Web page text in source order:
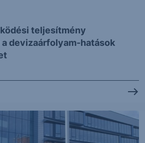
teljesítmény
devizaárfolyam-hatások